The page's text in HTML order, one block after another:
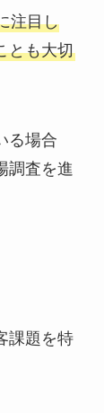
注目し
とも大切
る場合
調査を進
課題を特